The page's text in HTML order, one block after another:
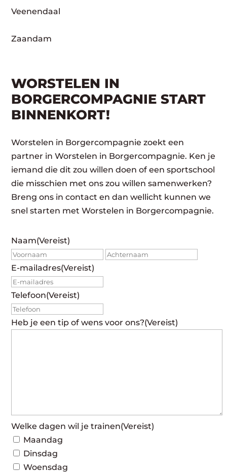
Veenendaal
Zaandam
WORSTELEN IN
BORGERCOMPAGNIE START
BINNENKORT!
Worstelen in Borgercompagnie zoekt een
partner in Worstelen in Borgercompagnie. Ken je
iemand die dit zou willen doen of een sportschool
die misschien met ons zou willen samenwerken?
Breng ons in contact en dan wellicht kunnen we
snel starten met Worstelen in Borgercompagnie.
Naam(Vereist)
Voornaam
E-mailadres(Vereist)
Telefoon(Vereist)
Heb je een tip of wens voor ons?(Vereist)
Welke dagen wil je trainen(Vereist)
Maandag
Dinsdag
Woensdag